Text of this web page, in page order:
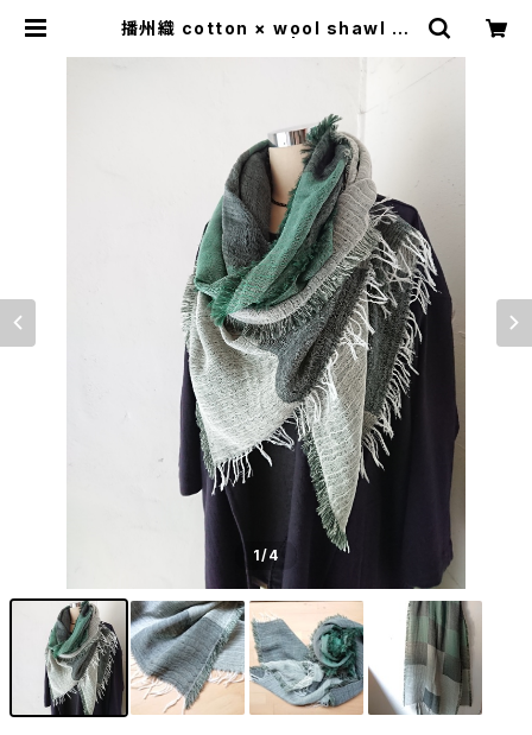
播州織 cotton × wool shawl __
1/4